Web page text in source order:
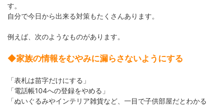
す。
自分で今日から出来る対策もたくさんあります。
例えば、次のようなものがあります。
◆家族の情報をむやみに漏らさないようにする
「表札は苗字だけにする」
「電話帳104への登録をやめる」
「ぬいぐるみやインテリア雑貨など、一目で子供部屋だとわかる